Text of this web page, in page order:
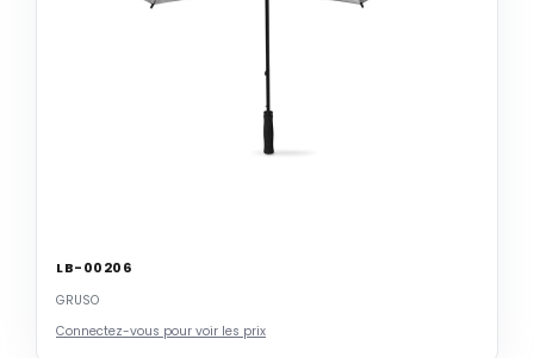
LB-00206
GRUSO
Connectez-vous pour voir les prix